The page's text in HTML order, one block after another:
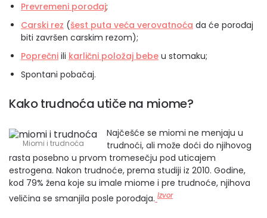
Prevremeni porođaj;
Carski rez (šest puta veća verovatnoća da će porođaj
biti završen carskim rezom);
Poprečni ili karlični položaj bebe u stomaku;
Spontani pobačaj.
Kako trudnoća utiče na miome?
Miomi i trudnoća
Najčešće se miomi ne menjaju u
trudnoći, ali može doći do njihovog
rasta posebno u prvom tromesečju pod uticajem
estrogena. Nakon trudnoće, prema studiji iz 2010. Godine,
kod 79% žena koje su imale miome i pre trudnoće, njihova
veličina se smanjila posle porođaja. Izvor